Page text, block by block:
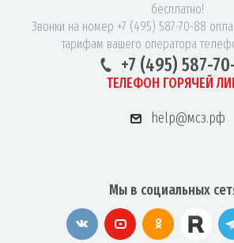
бесплатно!
Звонки на номер +7 (495) 587-70-88
тарифам вашего оператора
+7 (495) 587-
ТЕЛЕФОН ГОРЯЧЕЙ
help@мсз.рф
Мы в социальных